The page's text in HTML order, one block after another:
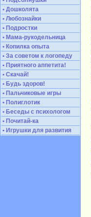
• Дошколята
• Любознайки
• Подростки
• Мама-рукодельница
• Копилка опыта
• За советом к логопеду
• Приятного аппетита!
• Скачай!
• Будь здоров!
• Пальчиковые игры
• Полиглотик
• Беседы с психологом
• Почитай-ка
• Игрушки для развития